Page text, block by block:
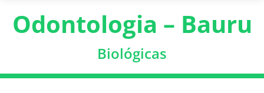
Odontologia – Bauru
Biológicas